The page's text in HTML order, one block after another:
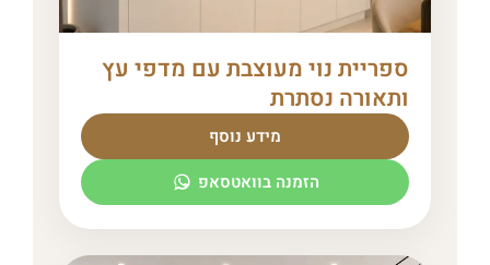
ספריית נוי מעוצבת עם מדפי עץ
ותאורה נסתרת
מידע נוסף
הזמנה בוואטסאפ